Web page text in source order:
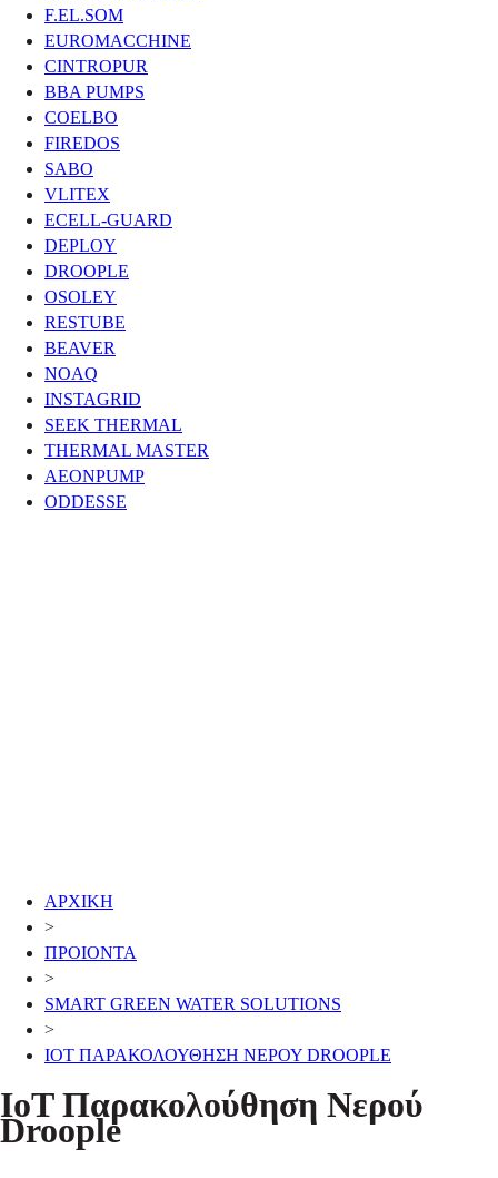
F.EL.SOM
EUROMACCHINE
CINTROPUR
BBA PUMPS
COELBO
FIREDOS
SABO
VLITEX
ECELL-GUARD
DEPLOY
DROOPLE
OSOLEY
RESTUBE
BEAVER
NOAQ
INSTAGRID
SEEK THERMAL
THERMAL MASTER
AEONPUMP
ODDESSE
ΑΡΧΙΚΗ
>
ΠΡΟΙΟΝΤΑ
>
SMART GREEN WATER SOLUTIONS
>
IOT ΠΑΡΑΚΟΛΟΥΘΗΣΗ ΝΕΡΟΥ DROOPLE
IoT Παρακολούθηση Νερού
Droople